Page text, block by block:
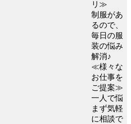
リ≫
制服があ
るので、
毎日の服
装の悩み
解消♪
≪様々な
お仕事を
ご提案≫
一人で悩
まず気軽
に相談で